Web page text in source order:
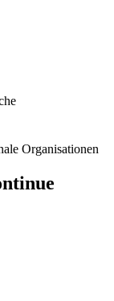
Organisationen